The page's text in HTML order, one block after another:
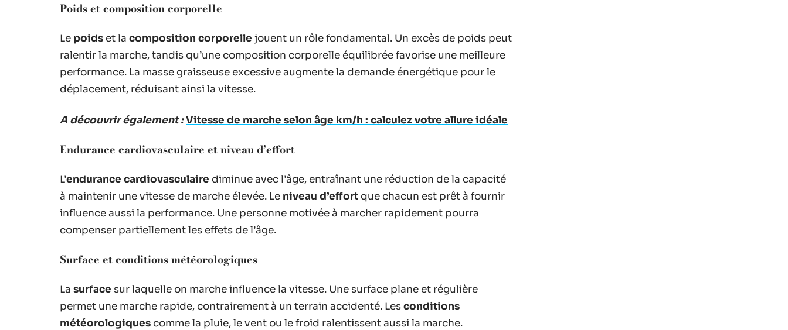
Poids et composition corporelle
Le poids et la composition corporelle jouent un rôle fondamental. Un excès de poids peut
ralentir la marche, tandis qu’une composition corporelle équilibrée favorise une meilleure
performance. La masse graisseuse excessive augmente la demande énergétique pour le
déplacement, réduisant ainsi la vitesse.
A découvrir également :Vitesse de marche selon âge km/h : calculez votre allure idéale
Endurance cardiovasculaire et niveau d’effort
L’endurance cardiovasculaire diminue avec l’âge, entraînant une réduction de la capacité
à maintenir une vitesse de marche élevée. Le niveau d’effort que chacun est prêt à fournir
influence aussi la performance. Une personne motivée à marcher rapidement pourra
compenser partiellement les effets de l’âge.
Surface et conditions météorologiques
La surface sur laquelle on marche influence la vitesse. Une surface plane et régulière
permet une marche rapide, contrairement à un terrain accidenté. Lesconditions
météorologiques comme la pluie, le vent ou le froid ralentissent aussi la marche.